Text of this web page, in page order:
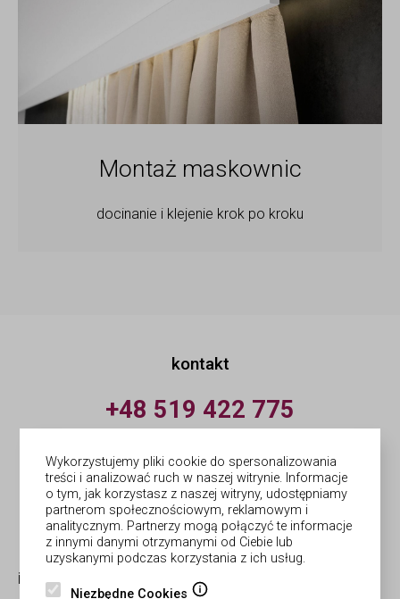
Montaż maskownic
docinanie i klejenie krok po kroku
kontakt
+48 519 422 775
info@forges.pl
© Forges | wykonanie Netergo
informacje
Wykorzystujemy pliki cookie do spersonalizowania
treści i analizować ruch w naszej witrynie. Informacje
o tym, jak korzystasz z naszej witryny, udostępniamy
partnerom społecznościowym, reklamowym i
analitycznym. Partnerzy mogą połączyć te informacje
z innymi danymi otrzymanymi od Ciebie lub
uzyskanymi podczas korzystania z ich usług.
Niezbędne Cookies